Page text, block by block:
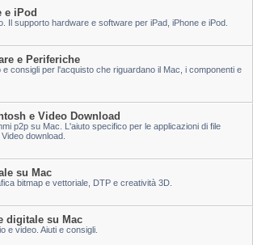
e iPod
Il supporto hardware e software per iPad, iPhone e iPod.
e Periferiche
e consigli per l'acquisto che riguardano il Mac, i componenti e
e Video Download
p2p su Mac. L'aiuto specifico per le applicazioni di file
download.
su Mac
bitmap e vettoriale, DTP e creatività 3D.
digitale su Mac
e video. Aiuti e consigli.